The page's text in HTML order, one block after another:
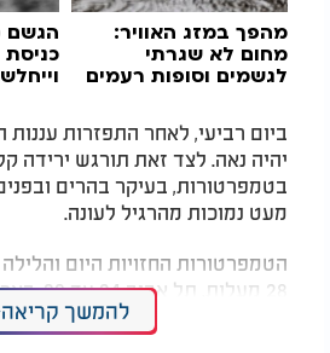
מהפך במזג האוויר:
מחום לא שגרתי
לגשמים וסופות רעמים
הגשם
וייחלש
ביום רביעי, לאחר התפזרות עננות
יהיה נאה. לצד זאת תורגש ירידה
בטמפרטורות, בעיקר בהרים
מעט נמוכות מהרגיל לעונה.
להמשך קריאה